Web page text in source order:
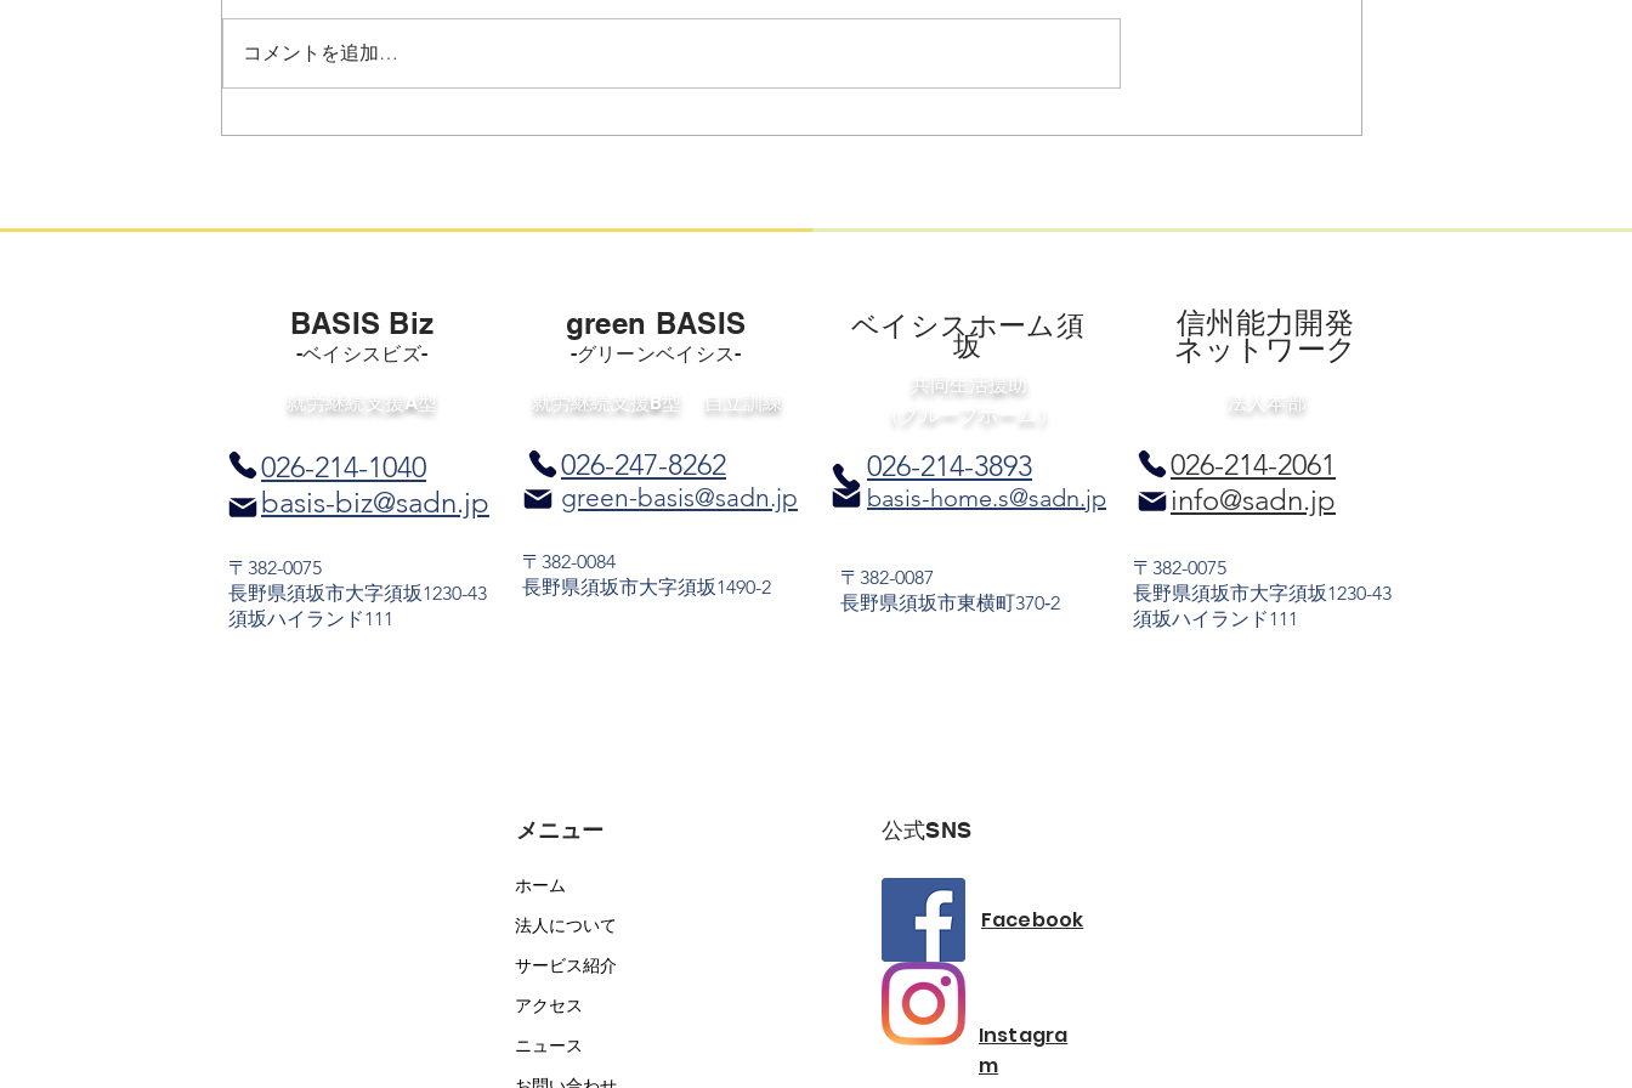
にご理解とご協力をいただき、誠
にありがとうございます。 当法
域の障害のある方やそのご家族が
置し、相談支援体制の強化に努め
ております。 ■ ベイシス相談支
BASISの自立訓練（生活訓練）で
たちが普段どのような視点で支援
在の活動内容（支援プログラム）
と、社会生活能力
コメントを追加…
BASIS Biz
-ベイシスビズ-
​就労継続支援A型
026-214-1040
basis-biz@sadn.jp
〒382-0075
長野県須坂市大字須坂1230-43
​須坂ハイランド111
green BASIS
-グリーンベイシス-
​就労継続支援B型 ​自立訓練
〒382-0084
長野県須坂市大字須坂1490-2
026-247-8262
green-basis@sadn.jp
​ベイシスホーム須
坂
共同生活援助
（グループホーム）
〒382-0087
長野県須坂市東横町370‐2
026-214-3893
basis-home.s@sadn.jp
​信州能力開発
ネットワーク
法人本部
026-214-2061
info@sadn.jp
〒382-0075
長野県須坂市大字須坂1230-43
​須坂ハイランド111
メニュー
ホーム
法人について
サービス紹介
アクセス
ニュース
​公式SNS
Facebook
Instagra
m